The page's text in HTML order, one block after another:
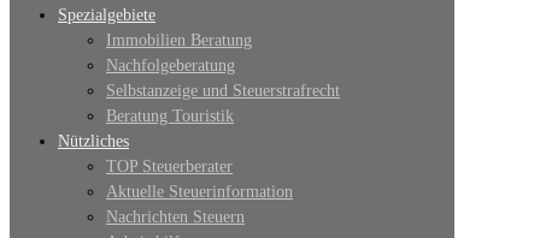
Spezialgebiete
Immobilien Beratung
Nachfolgeberatung
Selbstanzeige und Steuerstrafrecht
Beratung Touristik
Nützliches
TOP Steuerberater
Aktuelle Steuerinformation
Nachrichten Steuern